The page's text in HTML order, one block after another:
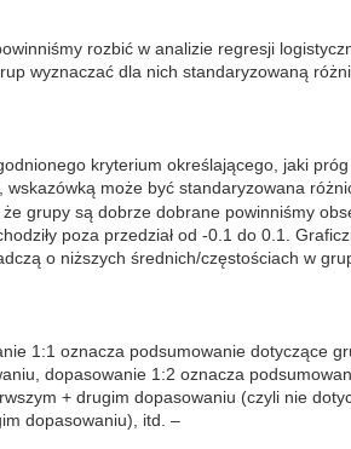
rozbić w analizie regresji
wyznaczać dla nich standaryzowaną
kryterium określającego, jaki
może być standaryzowana
że grupy są dobrze dobrane powinniśmy
poza przedział od -0.1 do 0.1.
o niższych średnich/częstościach w
1:1 oznacza podsumowanie dotyczące
dopasowanie 1:2 oznacza
+ drugim dopasowaniu (czyli nie
dopasowaniu), itd. –